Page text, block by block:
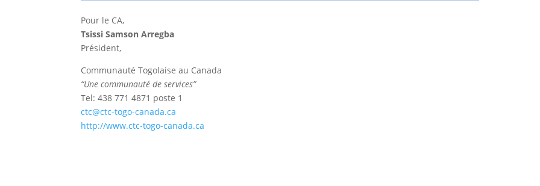
Pour le CA,
Tsissi Samson Arregba
Président,
Communauté Togolaise au Canada
“Une communauté de services”
Tel: 438 771 4871 poste 1
ctc@ctc-togo-canada.ca
http://www.ctc-togo-canada.ca